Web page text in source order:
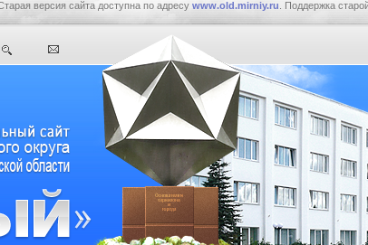
версия сайта доступна по адресу www.old.mirniy.ru . Поддержка